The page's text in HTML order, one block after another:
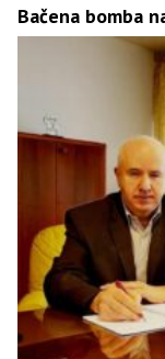
Bačena bomba